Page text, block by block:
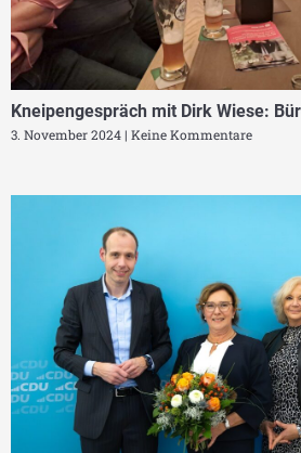
Kneipengespräch mit Dirk Wiese:
3. November 2024 Keine Kommentare